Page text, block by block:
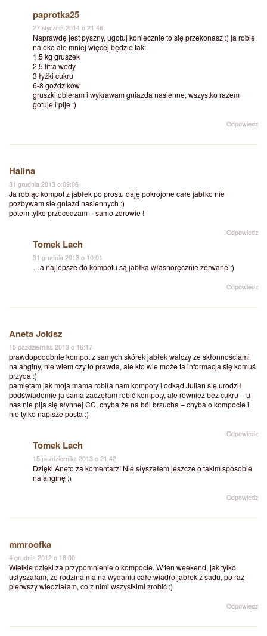
paprotka25
27 stycznia 2014 o 21:46
Naprawdę jest pyszny, ugotuj koniecznie to się przekonasz :) ja robię
na oko ale mniej więcej będzie tak:
1,5 kg gruszek
2,5 litra wody
3 łyżki cukru
6-8 goździków
gruszki obieram i wykrawam gniazda nasienne, wszystko razem
gotuje i pije :)
Odpowiedz
Halina
31 grudnia 2013 o 09:06
Ja robiąc kompot z jabłek po prostu daję pokrojone całe jabłko nie
pozbywam sie gniazd nasiennych :)
potem tylko przecedzam – samo zdrowie !
Odpowiedz
Tomek Lach
31 grudnia 2013 o 10:01
…a najlepsze do kompotu są jabłka własnoręcznie zerwane :)
Odpowiedz
Aneta Jokisz
15 października 2013 o 16:17
prawdopodobnie kompot z samych skórek jabłek walczy ze skłonnościami
na anginy, nie wiem czy to prawda, ale kto wie może ta informacja się komuś
przyda :)
pamiętam jak moja mama robiła nam kompoty i odkąd Julian się urodził
podświadomie ja sama zaczęłam robić kompoty, ale również bez cukru – u
nas nie pija się słynnej CC, chyba że na ból brzucha – chyba o kompocie i
nie tylko napisze posta :)
Odpowiedz
Tomek Lach
15 października 2013 o 21:42
Dzięki Aneto za komentarz! Nie słyszałem jeszcze o takim sposobie
na anginę ;)
Odpowiedz
mmroofka
4 grudnia 2012 o 18:00
Wielkie dzięki za przypomnienie o kompocie. W ten weekend, jak tylko
usłyszałam, że rodzina ma na wydaniu całe wiadro jabłek z sadu, po raz
pierwszy wiedziałam, co z nimi wszystkimi zrobić :)
Odpowiedz